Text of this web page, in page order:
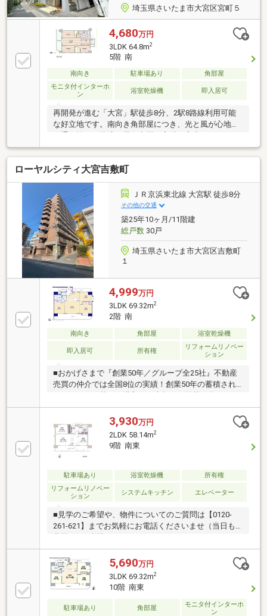
埼玉県さいたま市大宮区宮町５
4,680万円
3LDK 64.8m2
5階 南
南向き 駐車場あり
角部屋
モニタ付インターホ
ン
浴室乾燥機 即入居可
再開発が進む「大宮」駅徒歩8分、2駅8路線利用可能
な好立地です。南向き角部屋につき、光と風が心地よ
キッチンや1400×1800サイズのゆとりある浴室など、
水回りも含め新規リノベーション済みで快適に生活を
スタートできます。オートロックや宅配ボックスなど
共用設備も充実し、安心で利便性の高い暮らしを提供
します。周辺は買物施設や飲食店が揃う暮らしやすい
環境です。ご内覧・詳細につきましては、ぜひお気軽
にお問い合わせください。
ローヤルシティ大宮吉敷町
ＪＲ京浜東北線 大宮駅 徒歩8分
その他の交通
築25年10ヶ月/11階建
総戸数30戸
埼玉県さいたま市大宮区吉敷町
１
4,999万円
3LDK 69.32m2
2階 南
南向き 角部屋 浴室乾燥機
即入居可 所有権
リフォームリノベー
ション
■おかげさまで『創業50年／グループ全25社』不動産
売買の仲介では全国8位の実績！創業50年の蓄積され
ポート■東宝ハウスNEXTアフターサポート専門のグル
ープ会社ライフパートナー（FP資格）が住まいの問題
点や暮らしの不安を解消！■東宝ハウスフィナンシャ
ル不動産仲介業初の住信SBIネット銀行支店金利と保
障が更に充実したオリジナル提携住宅ローンをお届
ュレーションソフトローン完済まで家計収支を視える
化し将来のリスクや不安を対策！
3,930万円
2LDK 58.14m2
9階 南東
駐車場あり 浴室乾燥機
所有権
リフォームリノベー
ション
システムキッチン エレベーター
■見学のご希望や、物件についてのご質問は【0120-
261-621】までお気軽にお電話くださいませ（当日も
ス（東証プライム上場）のグループ会社です○令和8年
1月6日 リフォーム済み『アフターサービス保証
付』 ＊ 特典 ＊給排水設備・水廻りなどのアフタ
ーサービス期間を“2年→最長10年”に延長いたします。
詳細はお問い合わせください。※本特典は、予告なく
変更または終了する場合がございます。・クロス・
5,690万円
3LDK 69.32m2
10階 南東
駐車場あり 角部屋
モニタ付インターホ
ン